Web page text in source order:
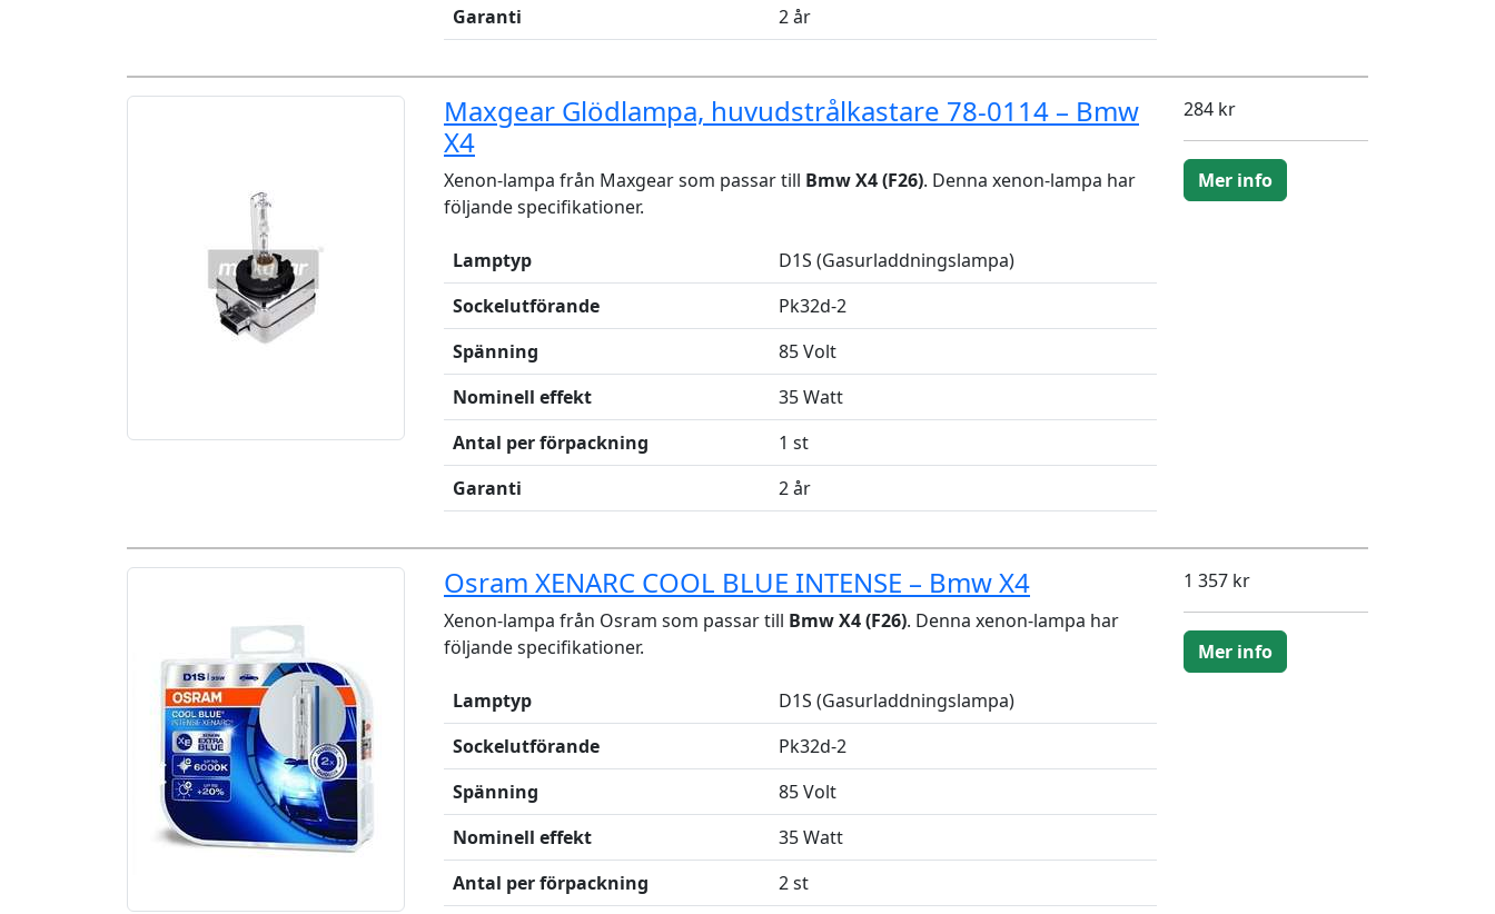
Garanti
2 år
Maxgear Glödlampa, huvudstrålkastare 78-0114 – Bmw
X4
Xenon-lampa från Maxgear som passar till Bmw X4 (F26). Denna xenon-lampa har
följande specifikationer.
Lamptyp
D1S (Gasurladdningslampa)
Sockelutförande
Pk32d-2
Spänning
85 Volt
Nominell effekt
35 Watt
Antal per förpackning
1 st
Garanti
2 år
284 kr
Mer info
Osram XENARC COOL BLUE INTENSE – Bmw X4
Xenon-lampa från Osram som passar till Bmw X4 (F26). Denna xenon-lampa har
följande specifikationer.
Lamptyp
D1S (Gasurladdningslampa)
Sockelutförande
Pk32d-2
Spänning
85 Volt
Nominell effekt
35 Watt
Antal per förpackning
2 st
1 357 kr
Mer info